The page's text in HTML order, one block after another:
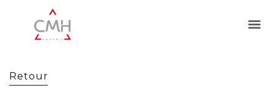
Retour